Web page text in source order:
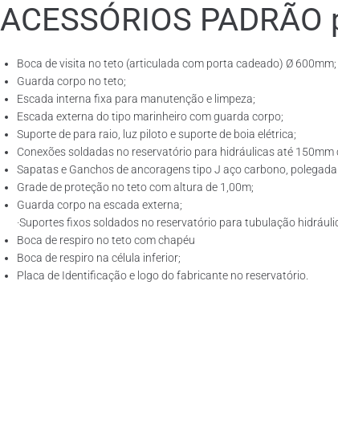
ACESSÓRIOS
Boca de visita no teto (articulada com porta cadeado) Ø 600mm;
Guarda corpo no teto;
Escada interna fixa para manutenção e limpeza;
Escada externa do tipo marinheiro com guarda corpo;
Suporte de para raio, luz piloto e suporte de boia elétrica;
Conexões soldadas no reservatório para hidráulicas até
Sapatas e Ganchos de ancoragens tipo J aço carbono,
Grade de proteção no teto com altura de 1,00m;
Guarda corpo na escada externa;
·Suportes fixos soldados no reservatório para tubulação
Boca de respiro no teto com chapéu
Boca de respiro na célula inferior;
Placa de Identificação e logo do fabricante no reservatório.